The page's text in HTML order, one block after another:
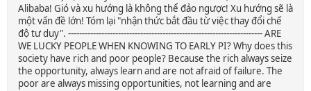
Alibaba! Gió và xu hướng là không thể đảo ngược! Xu hướng sẽ là
một vấn đề lớn! Tóm lại "nhận thức bắt đầu từ việc thay đổi chế
độ tư duy". ---------------------------------------------------------------------- ARE
WE LUCKY PEOPLE WHEN KNOWING TO EARLY PI? Why does this
society have rich and poor people? Because the rich always seize
the opportunity, always learn and are not afraid of failure. The
poor are always missing opportunities, not learning and are